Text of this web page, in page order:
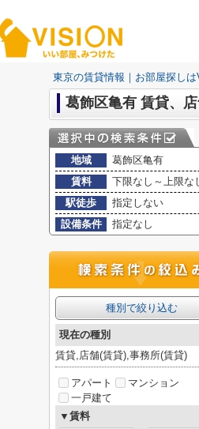
東京の賃貸情報｜お部屋探し
葛飾区亀有 賃貸、
地域
葛飾区亀有
賃料
下限なし～上限な
駅徒歩
指定しない
設備条件
指定なし
種別で絞り込む
現在の種別
賃貸,店舗(賃貸),事務所(賃貸)
アパート
マンション
一戸建て
▼賃料